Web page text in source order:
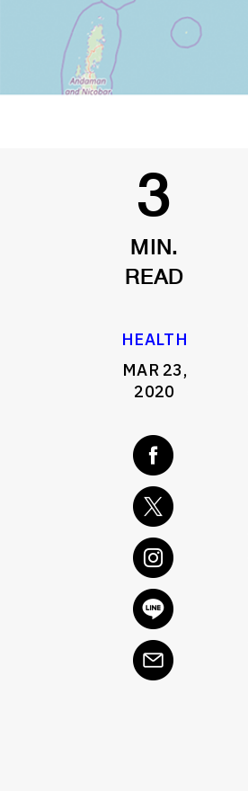
3
MIN.
READ
HEALTH
MAR 23,
2020